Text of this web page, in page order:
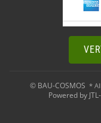
© BAU-COSMOS *
Powered by